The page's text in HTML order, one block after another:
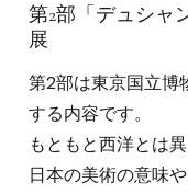
第2部「デュシャ
展
第2部は東京国立博
する内容です。
もともと西洋とは
日本の美術の意味